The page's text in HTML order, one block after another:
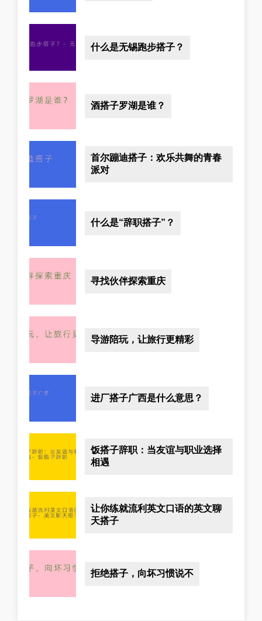
什么是无锡跑步搭子？
酒搭子罗湖是谁？
首尔蹦迪搭子：欢乐共舞的青春
派对
什么是“辞职搭子”？
寻找伙伴探索重庆
导游陪玩，让旅行更精彩
进厂搭子广西是什么意思？
饭搭子辞职：当友谊与职业选择
相遇
让你练就流利英文口语的英文聊
天搭子
拒绝搭子，向坏习惯说不